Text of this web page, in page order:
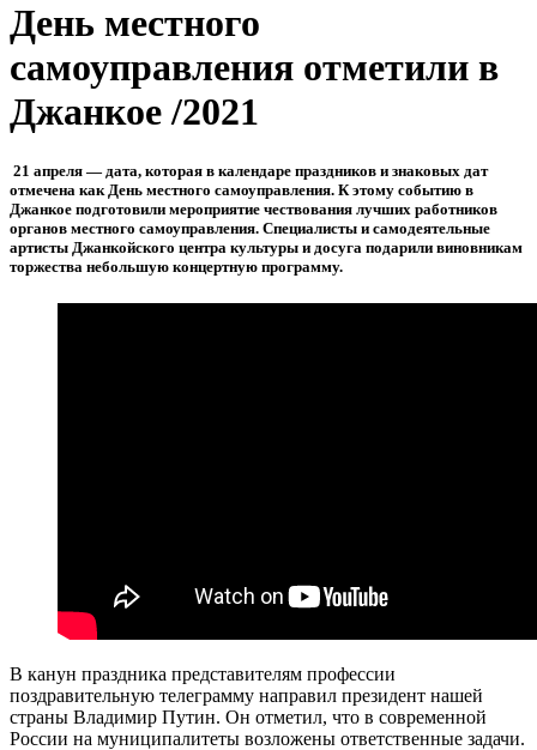
День местного
самоуправления отметили в
Джанкое /2021
21 апреля — дата, которая в календаре праздников и знаковых дат
отмечена как День местного самоуправления. К этому событию в
Джанкое подготовили мероприятие чествования лучших работников
органов местного самоуправления. Специалисты и самодеятельные
артисты Джанкойского центра культуры и досуга подарили виновникам
торжества небольшую концертную программу.
В канун праздника представителям профессии
поздравительную телеграмму направил президент нашей
страны Владимир Путин. Он отметил, что в современной
России на муниципалитеты возложены ответственные задачи.